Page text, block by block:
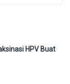
HPV Buat